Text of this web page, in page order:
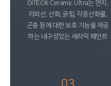
DITEC® Ceramic Ultra는 먼지,
자외선, 산화, 긁힘, 각종산화물,
곤충 등에 대한 보호 기능을 제공
하는 내구성있는 세라믹 페인트